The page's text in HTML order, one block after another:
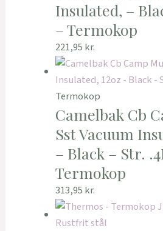
Insulated, –
– Termokop
221,95 kr.
Termokop
Camelbak Cb
Sst Vacuum
– Black – Str.
Termokop
313,95 kr.